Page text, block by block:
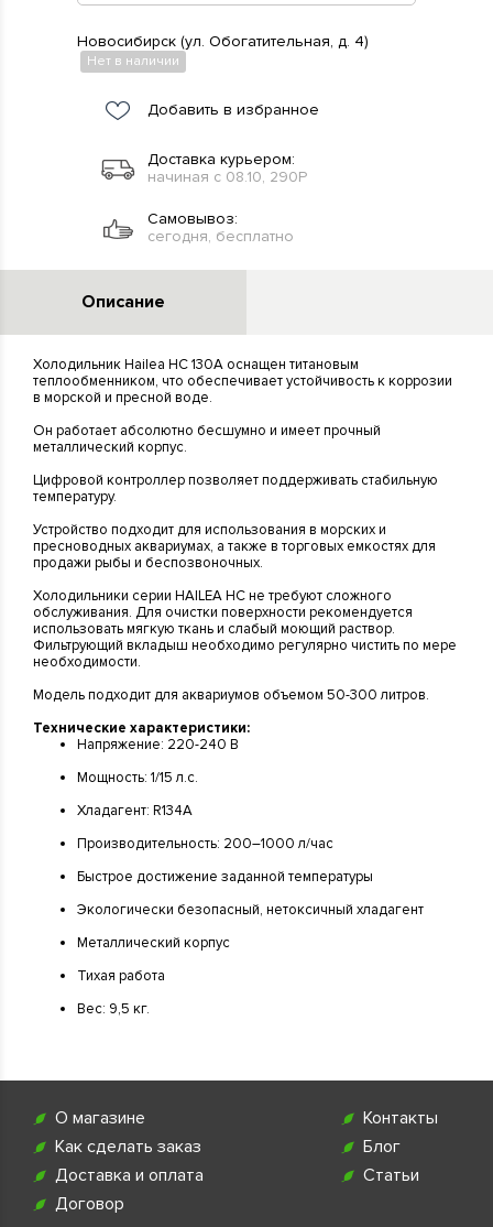
Новосибирск (ул. Обогатительная, д. 4)
Нет в наличии
Добавить в избранное
Доставка курьером:
начиная с 08.10, 290Р
Самовывоз:
сегодня, бесплатно
Описание
Холодильник Hailea HC 130A оснащен титановым
теплообменником, что обеспечивает устойчивость к коррозии
в морской и пресной воде.
Он работает абсолютно бесшумно и имеет прочный
металлический корпус.
Цифровой контроллер позволяет поддерживать стабильную
температуру.
Устройство подходит для использования в морских и
пресноводных аквариумах, а также в торговых емкостях для
продажи рыбы и беспозвоночных.
Холодильники серии HAILEA HC не требуют сложного
обслуживания. Для очистки поверхности рекомендуется
использовать мягкую ткань и слабый моющий раствор.
Фильтрующий вкладыш необходимо регулярно чистить по мере
необходимости.
Модель подходит для аквариумов объемом 50-300 литров.
Технические характеристики:
Напряжение: 220-240 В
Мощность: 1/15 л.с.
Хладагент: R134A
Производительность: 200–1000 л/час
Быстрое достижение заданной температуры
Экологически безопасный, нетоксичный хладагент
Металлический корпус
Тихая работа
Вес: 9,5 кг.
О магазине
Как сделать заказ
Доставка и оплата
Договор
Контакты
Блог
Статьи